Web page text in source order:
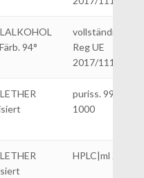
94°
vollständig
Reg UE
2017/1112|L.25
puriss. 99%|ml
1000
HPLC|ml 2500